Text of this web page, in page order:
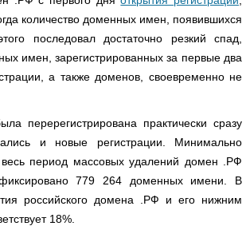
количество доменных имен, появившихся
последовал достаточно резкий спад,
имен, зарегистрированных за первые два
а также доменов, своевременно не
перерегистрирована практически сразу
и новые регистрации. Минимально
период массовых удалений домен .РФ
779 264 доменных имени. В
российского домена .РФ и его нижним
18%.